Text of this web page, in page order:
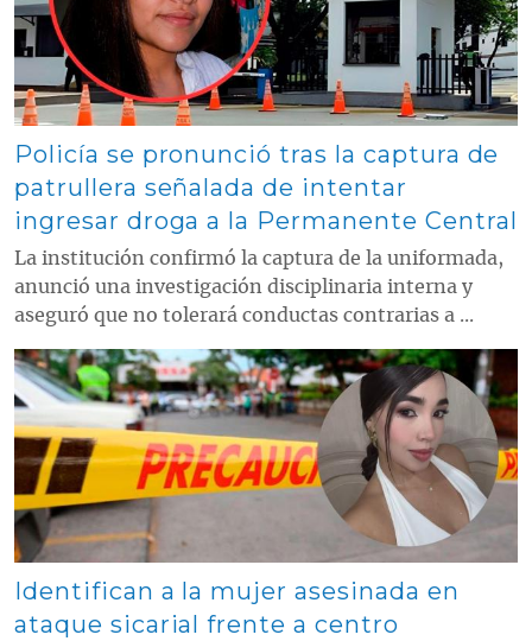
Policía se pronunció tras la captura de
patrullera señalada de intentar
ingresar droga a la Permanente Central
La institución confirmó la captura de la uniformada,
anunció una investigación disciplinaria interna y
aseguró que no tolerará conductas contrarias a ...
Contenido multimedia principal
Identifican a la mujer asesinada en
ataque sicarial frente a centro